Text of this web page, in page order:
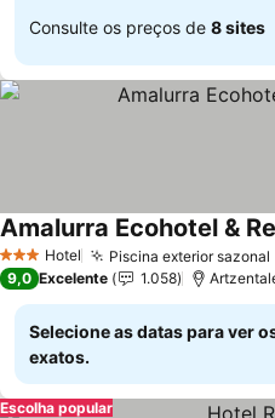
Consulte os preços de 8 sites
3 EstrelasHotel Piscina exterior sazonal
Amalurra Ecohotel &
9,0 Excelente 1.058
Selecione as datas para ver
exatos.
Escolha popular